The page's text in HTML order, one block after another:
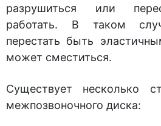
разрушиться или
работать. В таком
перестать быть
может сместиться.
Существует несколько
межпозвоночного диска: